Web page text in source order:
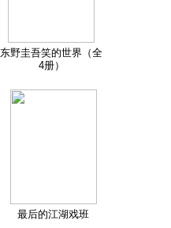
东野圭吾笑的世界（全
4册）
最后的江湖戏班